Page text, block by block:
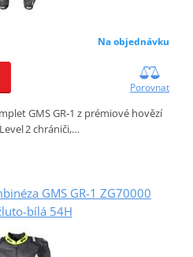
Na objednávku
Porovnat
GMS GR‑1 z prémiové hovězí
2 chrániči,…
GMS GR-1 ZG70000
bílá 54H